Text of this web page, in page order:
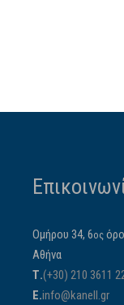
Ομήρου 34, 6ος
Αθήνα
Τ.(+30) 210 3611
E.info@kanell.gr